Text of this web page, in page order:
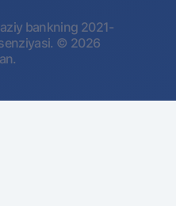
bankning 2021-
© 2026